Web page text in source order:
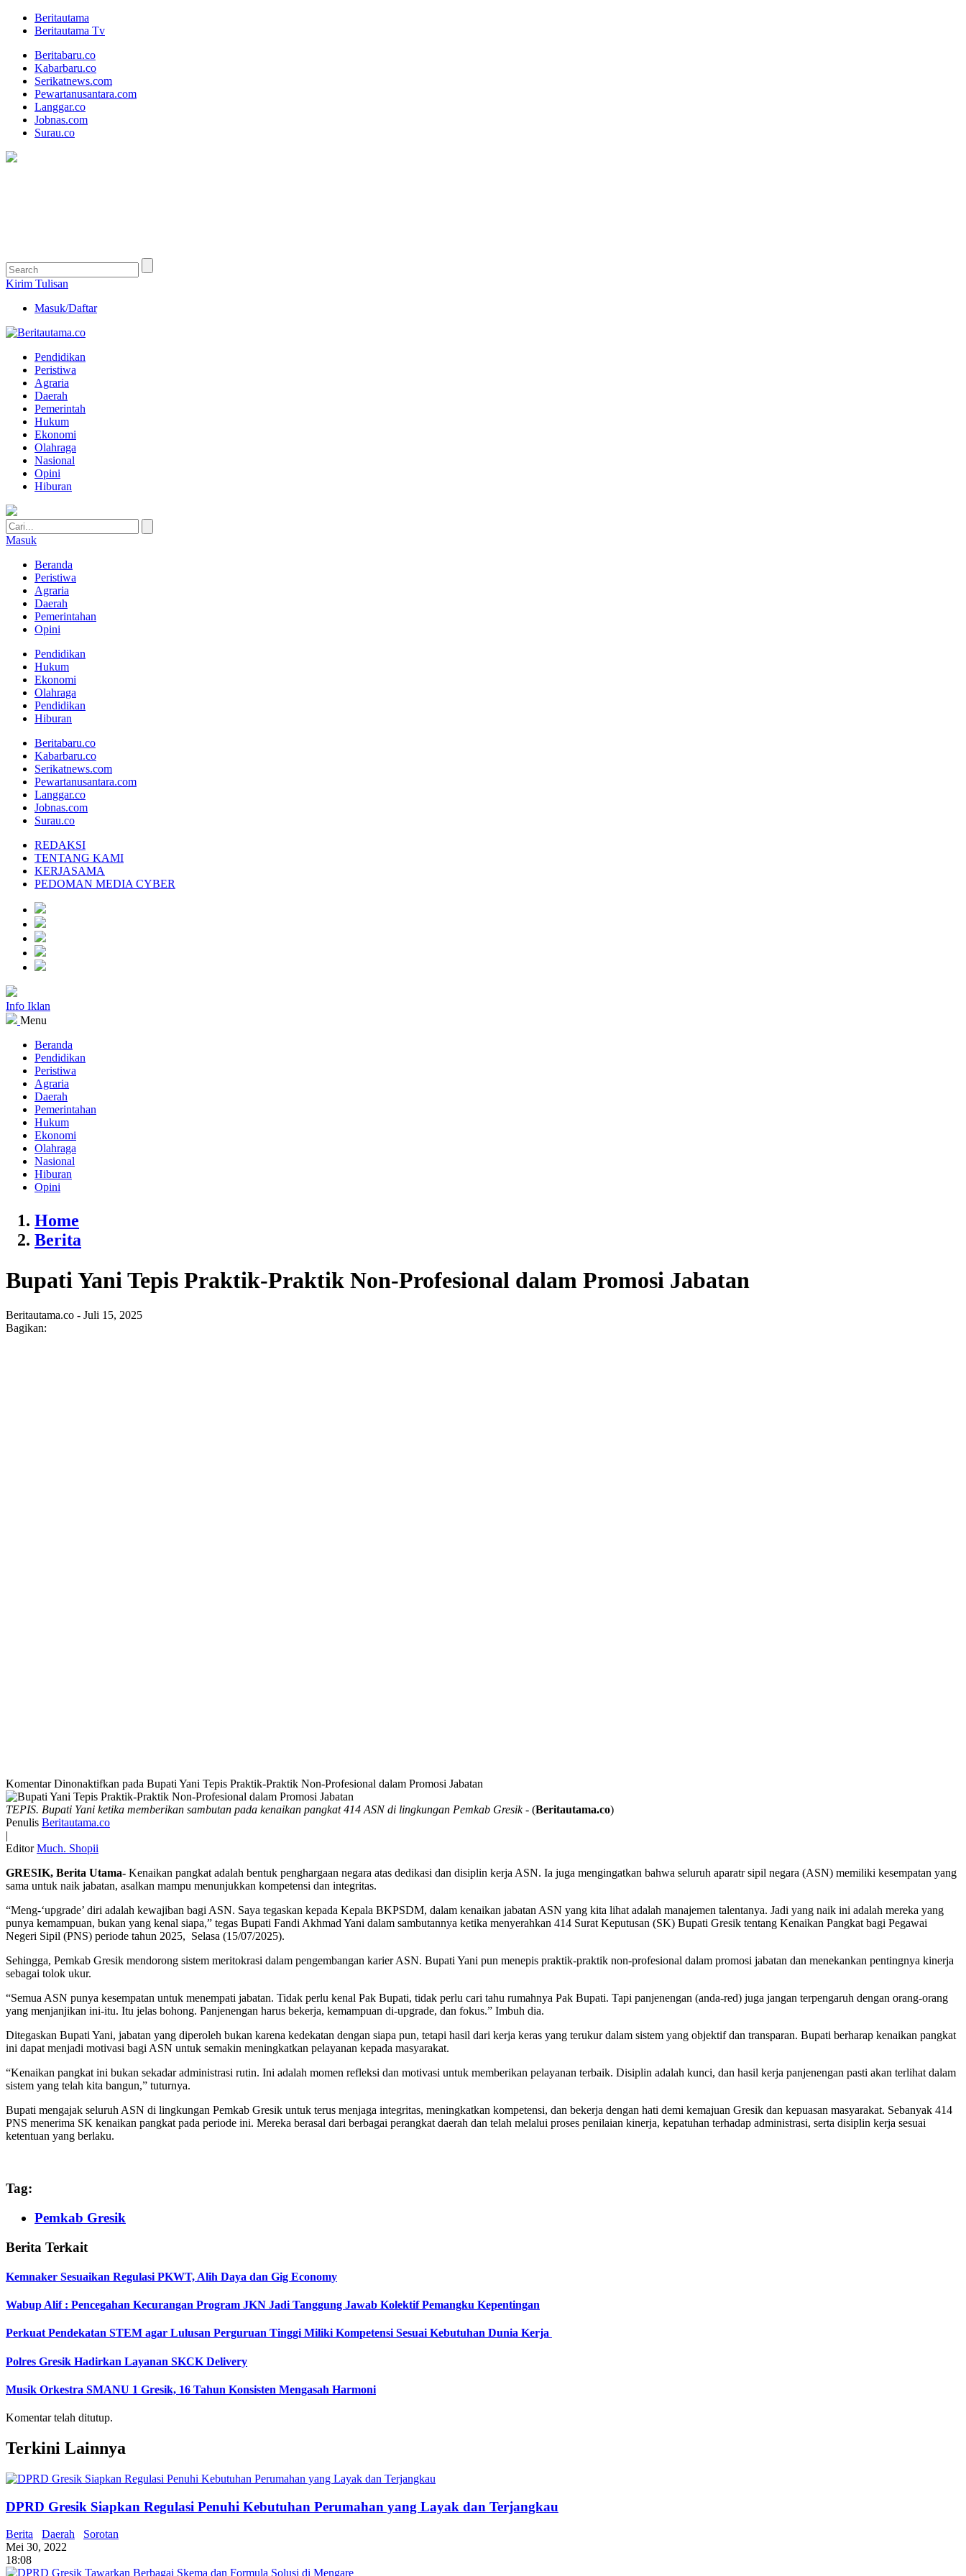
Beritautama
Beritautama Tv
Beritabaru.co
Kabarbaru.co
Serikatnews.com
Pewartanusantara.com
Langgar.co
Jobnas.com
Surau.co
Kirim Tulisan
Masuk/Daftar
Pendidikan
Peristiwa
Agraria
Daerah
Pemerintah
Hukum
Ekonomi
Olahraga
Nasional
Opini
Hiburan
Masuk
Beranda
Peristiwa
Agraria
Daerah
Pemerintahan
Opini
Pendidikan
Hukum
Ekonomi
Olahraga
Pendidikan
Hiburan
Beritabaru.co
Kabarbaru.co
Serikatnews.com
Pewartanusantara.com
Langgar.co
Jobnas.com
Surau.co
REDAKSI
TENTANG KAMI
KERJASAMA
PEDOMAN MEDIA CYBER
Info Iklan
Menu
Beranda
Pendidikan
Peristiwa
Agraria
Daerah
Pemerintahan
Hukum
Ekonomi
Olahraga
Nasional
Hiburan
Opini
Home
Berita
Bupati Yani Tepis Praktik-Praktik Non-Profesional dalam Promosi Jabatan
Beritautama.co - Juli 15, 2025
Bagikan:
Komentar Dinonaktifkan pada Bupati Yani Tepis Praktik-Praktik Non-Profesional dalam Promosi Jabatan
TEPIS. Bupati Yani ketika memberikan sambutan pada kenaikan pangkat 414 ASN di lingkungan Pemkab Gresik- (Beritautama.co)
Penulis Beritautama.co
|
Editor Much. Shopii
GRESIK, Berita Utama- Kenaikan pangkat adalah bentuk penghargaan negara atas dedikasi dan disiplin kerja ASN. Ia juga mengingatkan bahwa seluruh aparatr sipil negara (ASN) memiliki kesempatan yang
sama untuk naik jabatan, asalkan mampu menunjukkan kompetensi dan integritas.
“Meng-‘upgrade’ diri adalah kewajiban bagi ASN. Saya tegaskan kepada Kepala BKPSDM, dalam kenaikan jabatan ASN yang kita lihat adalah manajemen talentanya. Jadi yang naik ini adalah mereka yang
punya kemampuan, bukan yang kenal siapa,” tegas Bupati Fandi Akhmad Yani dalam sambutannya ketika menyerahkan 414 Surat Keputusan (SK) Bupati Gresik tentang Kenaikan Pangkat bagi Pegawai
Negeri Sipil (PNS) periode tahun 2025, Selasa (15/07/2025).
Sehingga, Pemkab Gresik mendorong sistem meritokrasi dalam pengembangan karier ASN. Bupati Yani pun menepis praktik-praktik non-profesional dalam promosi jabatan dan menekankan pentingnya kinerja
sebagai tolok ukur.
“Semua ASN punya kesempatan untuk menempati jabatan. Tidak perlu kenal Pak Bupati, tidak perlu cari tahu rumahnya Pak Bupati. Tapi panjenengan (anda-red) juga jangan terpengaruh dengan orang-orang
yang menjanjikan ini-itu. Itu jelas bohong. Panjenengan harus bekerja, kemampuan di-upgrade, dan fokus.” Imbuh dia.
Ditegaskan Bupati Yani, jabatan yang diperoleh bukan karena kedekatan dengan siapa pun, tetapi hasil dari kerja keras yang terukur dalam sistem yang objektif dan transparan. Bupati berharap kenaikan pangkat
ini dapat menjadi motivasi bagi ASN untuk semakin meningkatkan pelayanan kepada masyarakat.
“Kenaikan pangkat ini bukan sekadar administrasi rutin. Ini adalah momen refleksi dan motivasi untuk memberikan pelayanan terbaik. Disiplin adalah kunci, dan hasil kerja panjenengan pasti akan terlihat dalam
sistem yang telah kita bangun,” tuturnya.
Bupati mengajak seluruh ASN di lingkungan Pemkab Gresik untuk terus menjaga integritas, meningkatkan kompetensi, dan bekerja dengan hati demi kemajuan Gresik dan kepuasan masyarakat. Sebanyak 414
PNS menerima SK kenaikan pangkat pada periode ini. Mereka berasal dari berbagai perangkat daerah dan telah melalui proses penilaian kinerja, kepatuhan terhadap administrasi, serta disiplin kerja sesuai
ketentuan yang berlaku.
Tag:
Pemkab Gresik
Berita Terkait
Kemnaker Sesuaikan Regulasi PKWT, Alih Daya dan Gig Economy
Wabup Alif : Pencegahan Kecurangan Program JKN Jadi Tanggung Jawab Kolektif Pemangku Kepentingan
Perkuat Pendekatan STEM agar Lulusan Perguruan Tinggi Miliki Kompetensi Sesuai Kebutuhan Dunia Kerja
Polres Gresik Hadirkan Layanan SKCK Delivery
Musik Orkestra SMANU 1 Gresik, 16 Tahun Konsisten Mengasah Harmoni
Komentar telah ditutup.
Terkini Lainnya
DPRD Gresik Siapkan Regulasi Penuhi Kebutuhan Perumahan yang Layak dan Terjangkau
Berita Daerah
Sorotan
Mei 30, 2022
18:08